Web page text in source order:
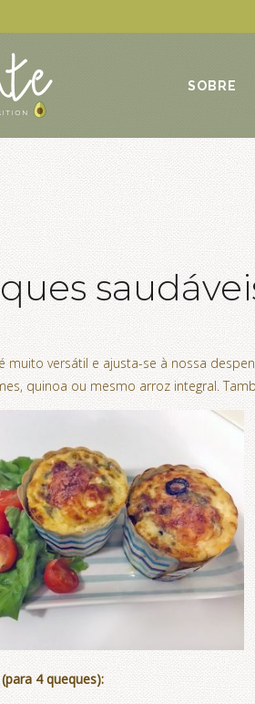
SOBRE
muito versátil e ajusta-se à nossa
quinoa ou mesmo arroz integral.
(para 4 queques):